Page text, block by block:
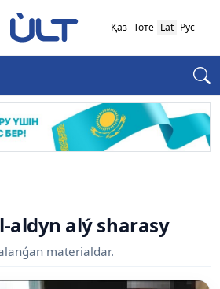
Қаз Төте Lat Рус
aldyn alý sharasy
materialdar.